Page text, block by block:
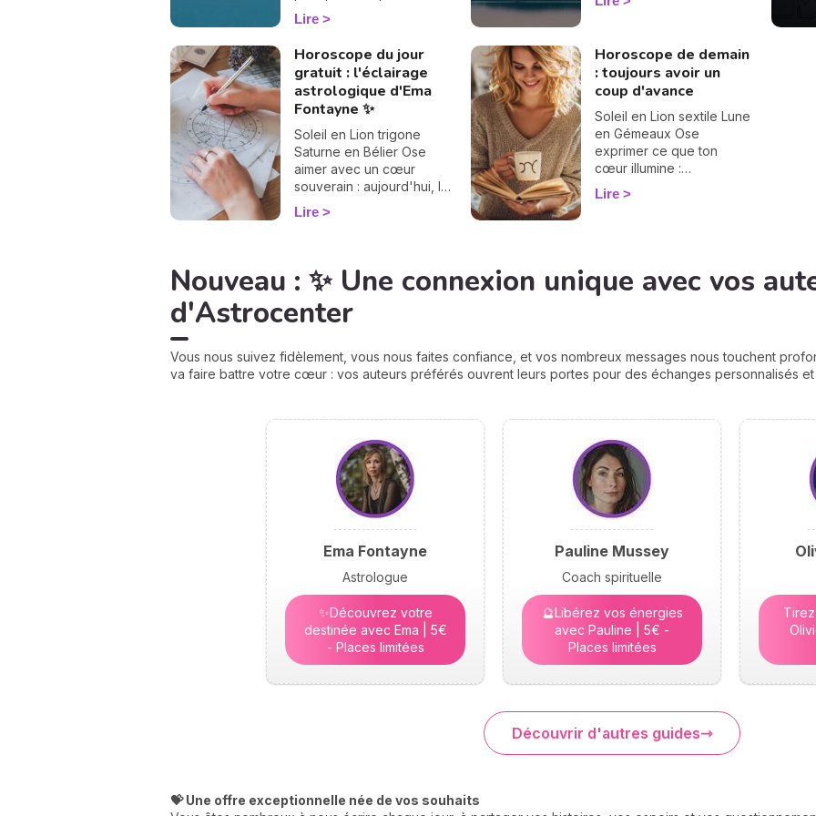
fin juillet 2026, le ciel a
discrètement tourné une
lunaires ont changé d'axe
! Le nœud nord quitte les
Poissons pour s'installer
en Verseau, pendant que
le nœud sud passe de la
Vierge au Lion. Rassurez-
vous, pas besoin d'être
astrologue pour le
basculement, qui n'arrive
douceur les cartes de
votre chemin de vie. Et
croyez-moi, vous allez
adorer la suite. 💫
Lire
différence entre une
dates des éclipses en
2025, je vous dis tout sur
le sujet.
Horoscope du jour
gratuit : l'éclairage
astrologique d'Ema
Fontayne ✨
Soleil en Lion trigone
Saturne en Bélier Ose
aimer avec un cœur
souverain : aujourd'hui, la
foi en toi donne à tes
élans la force de devenir
Lire
Horoscope de demain
: toujours avoir un
coup d'avance
Soleil en Lion sextile Lune
en Gémeaux Ose
exprimer ce que ton
cœur illumine :
aujourd'hui, les mots
deviennent des ponts
Lire
Nouveau : ✨ Une connexion unique avec vos
d'Astrocenter
Vous nous suivez fidèlement, vous nous faites confiance, et vos nombreux messages nous touchent
va faire battre votre cœur : vos auteurs préférés ouvrent leurs portes pour des échanges personnalisés et
Ema Fontayne
Astrologue
✨Découvrez votre
destinée avec Ema | 5€
- Places limitées
Pauline Mussey
Coach spirituelle
🔮Libérez vos énergies
avec Pauline | 5€ -
Places limitées
Découvrir d'autres guides
💝 Une offre exceptionnelle née de vos souhaits